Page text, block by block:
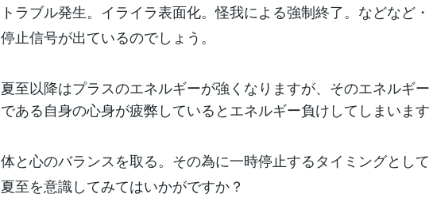
トラブル発生。イライラ表面化。怪我による強制終了。などなど
停止信号が出ているのでしょう。
夏至以降はプラスのエネルギーが強くなりますが、そのエネルギ
である自身の心身が疲弊しているとエネルギー負けしてしまいま
体と心のバランスを取る。その為に一時停止するタイミングとして
夏至を意識してみてはいかがですか？